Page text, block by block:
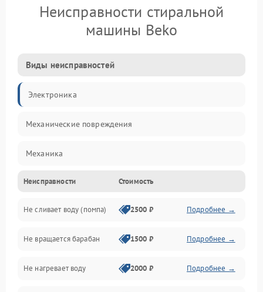
Неисправности стиральной
машины Beko
Виды неисправностей
Электроника
Механические повреждения
Механика
Электропитание
Водоснабжение
Слив
Программное обеспечение
Неисправности Стоимость
Не сливает воду (помпа) 2500 ₽ Подробнее →
Не вращается барабан 1500 ₽ Подробнее →
Не нагревает воду 2000 ₽ Подробнее →